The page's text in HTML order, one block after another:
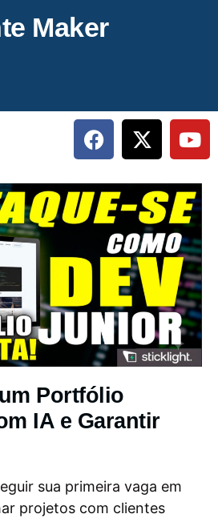
Maker
Portfólio
IA e Garantir
sua primeira vaga em
projetos com clientes